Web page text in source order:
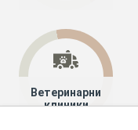
Ветеринарни
клиники